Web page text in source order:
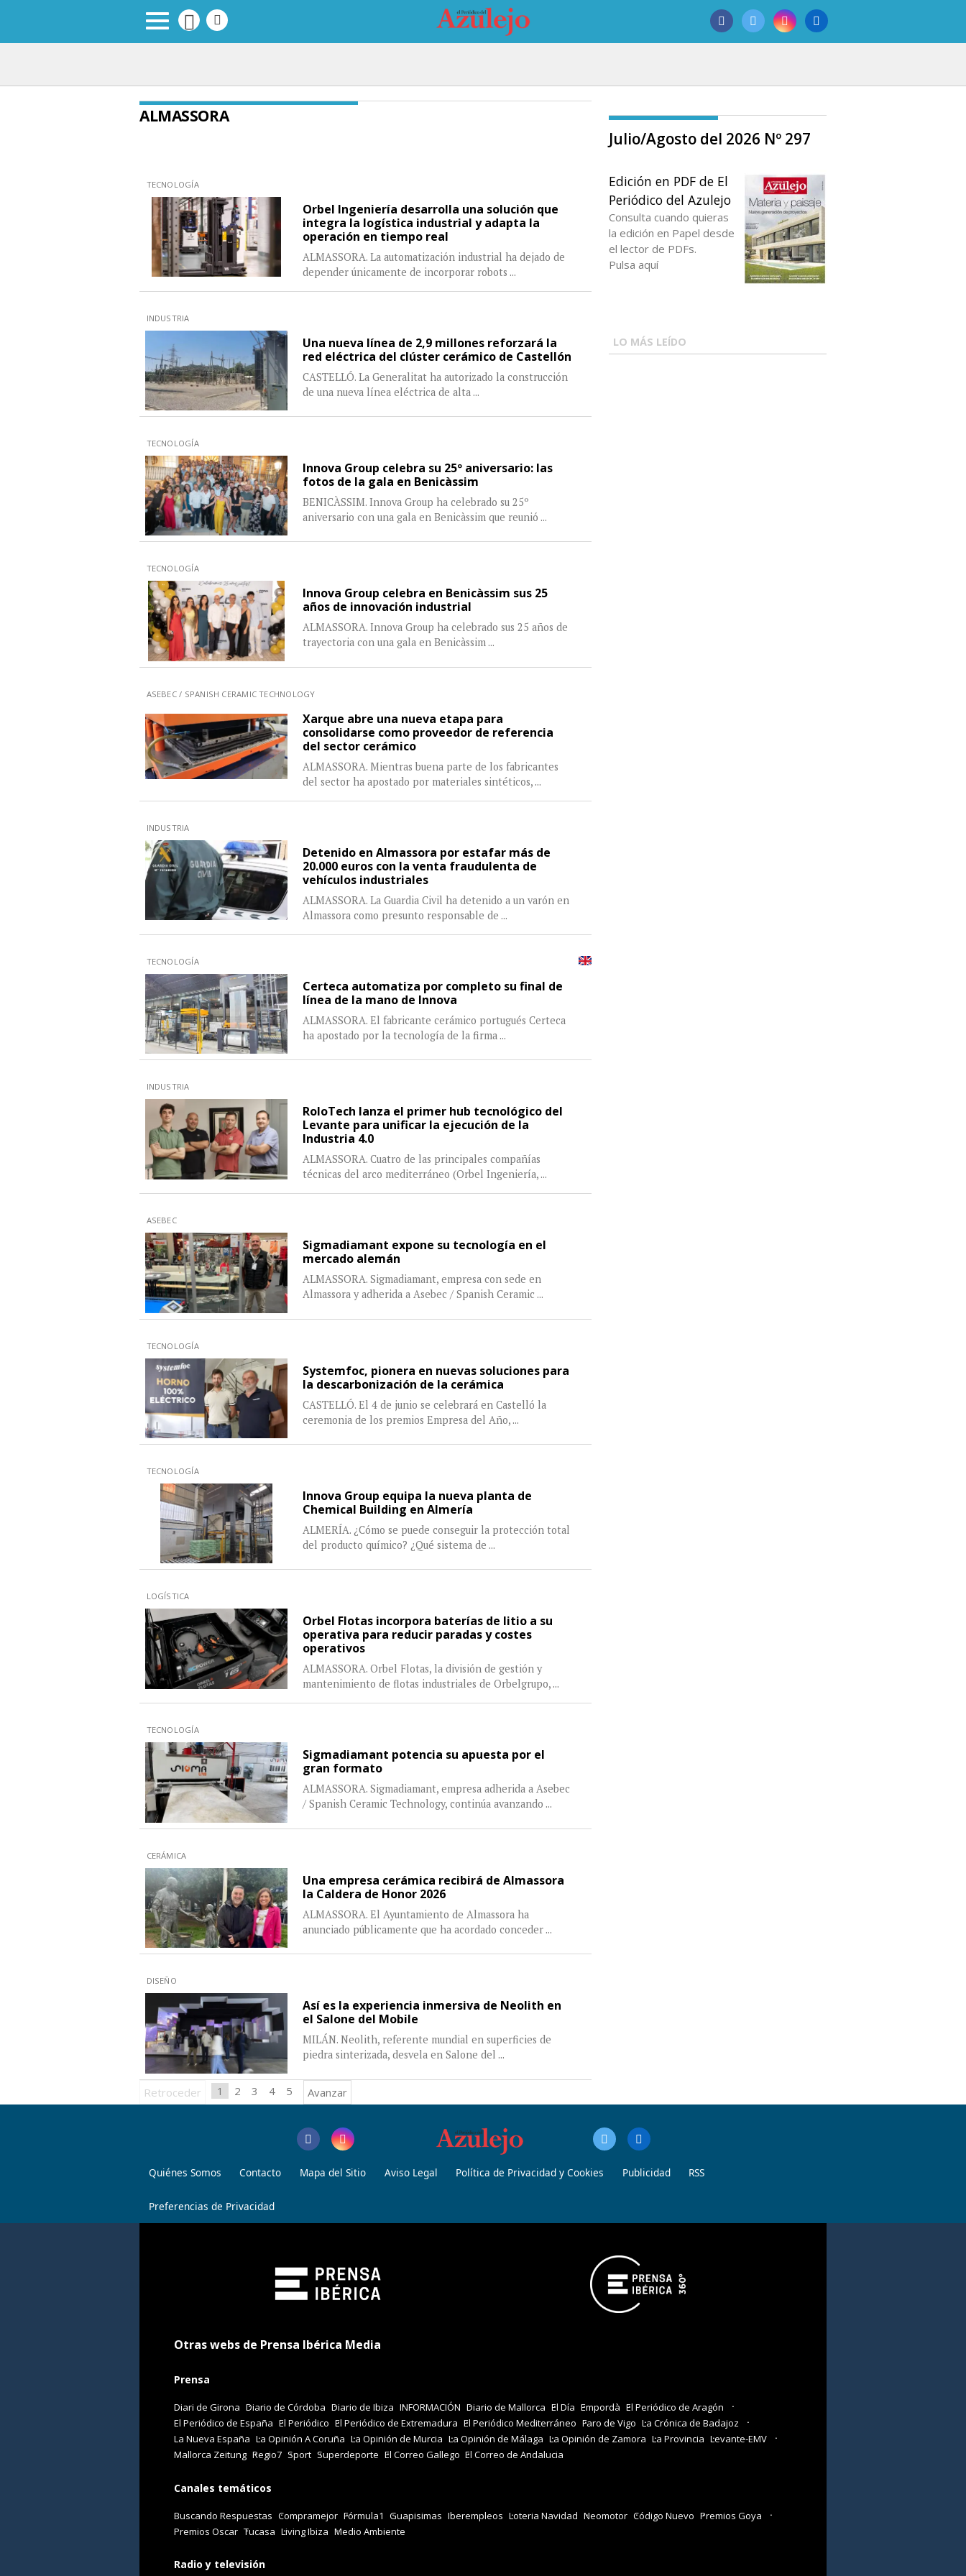
ALMASSORA
TECNOLOGÍA
Orbel Ingeniería desarrolla una solución que
integra la logística industrial y adapta la
operación en tiempo real
ALMASSORA. La automatización industrial ha dejado de
depender únicamente de incorporar robots ...
INDUSTRIA
Una nueva línea de 2,9 millones reforzará la
red eléctrica del clúster cerámico de Castellón
CASTELLÓ. La Generalitat ha autorizado la construcción
de una nueva línea eléctrica de alta ...
TECNOLOGÍA
Innova Group celebra su 25º aniversario: las
fotos de la gala en Benicàssim
BENICÀSSIM. Innova Group ha celebrado su 25º
aniversario con una gala en Benicàssim que reunió ...
TECNOLOGÍA
Innova Group celebra en Benicàssim sus 25
años de innovación industrial
ALMASSORA. Innova Group ha celebrado sus 25 años de
trayectoria con una gala en Benicàssim ...
ASEBEC / SPANISH CERAMIC TECHNOLOGY
Xarque abre una nueva etapa para
consolidarse como proveedor de referencia
del sector cerámico
ALMASSORA. Mientras buena parte de los fabricantes
del sector ha apostado por materiales sintéticos, ...
INDUSTRIA
Detenido en Almassora por estafar más de
20.000 euros con la venta fraudulenta de
vehículos industriales
ALMASSORA. La Guardia Civil ha detenido a un varón en
Almassora como presunto responsable de ...
TECNOLOGÍA
Certeca automatiza por completo su final de
línea de la mano de Innova
ALMASSORA. El fabricante cerámico portugués Certeca
ha apostado por la tecnología de la firma ...
INDUSTRIA
RoloTech lanza el primer hub tecnológico del
Levante para unificar la ejecución de la
Industria 4.0
ALMASSORA. Cuatro de las principales compañías
técnicas del arco mediterráneo (Orbel Ingeniería, ...
ASEBEC
Sigmadiamant expone su tecnología en el
mercado alemán
ALMASSORA. Sigmadiamant, empresa con sede en
Almassora y adherida a Asebec / Spanish Ceramic ...
TECNOLOGÍA
Systemfoc, pionera en nuevas soluciones para
la descarbonización de la cerámica
CASTELLÓ. El 4 de junio se celebrará en Castelló la
ceremonia de los premios Empresa del Año, ...
TECNOLOGÍA
Innova Group equipa la nueva planta de
Chemical Building en Almería
ALMERÍA. ¿Cómo se puede conseguir la protección total
del producto químico? ¿Qué sistema de ...
LOGÍSTICA
Orbel Flotas incorpora baterías de litio a su
operativa para reducir paradas y costes
operativos
ALMASSORA. Orbel Flotas, la división de gestión y
mantenimiento de flotas industriales de Orbelgrupo, ...
TECNOLOGÍA
Sigmadiamant potencia su apuesta por el
gran formato
ALMASSORA. Sigmadiamant, empresa adherida a Asebec
/ Spanish Ceramic Technology, continúa avanzando ...
CERÁMICA
Una empresa cerámica recibirá de Almassora
la Caldera de Honor 2026
ALMASSORA. El Ayuntamiento de Almassora ha
anunciado públicamente que ha acordado conceder ...
DISEÑO
Así es la experiencia inmersiva de Neolith en
el Salone del Mobile
MILÁN. Neolith, referente mundial en superficies de
piedra sinterizada, desvela en Salone del ...
Retroceder 1 2 3 4 5 Avanzar
Julio/Agosto del 2026 Nº 297
Edición en PDF de El
Periódico del Azulejo
Consulta cuando quieras
la edición en Papel desde
el lector de PDFs.
Pulsa aquí
LO MÁS LEÍDO
Quiénes Somos Contacto Mapa del Sitio Aviso Legal Política de Privacidad y Cookies Publicidad RSS
Preferencias de Privacidad
Otras webs de Prensa Ibérica Media
Prensa
Diari de Girona Diario de Córdoba Diario de Ibiza INFORMACIÓN Diario de Mallorca El Día Empordà El Periódico de Aragón
El Periódico de España El Periódico El Periódico de Extremadura El Periódico Mediterráneo Faro de Vigo La Crónica de Badajoz
La Nueva España La Opinión A Coruña La Opinión de Murcia La Opinión de Málaga La Opinión de Zamora La Provincia Levante-EMV
Mallorca Zeitung Regio7 Sport Superdeporte El Correo Gallego El Correo de Andalucia
Canales temáticos
Buscando Respuestas Compramejor Fórmula1 Guapisimas Iberempleos Loteria Navidad Neomotor Código Nuevo Premios Goya
Premios Oscar Tucasa Living Ibiza Medio Ambiente
Radio y televisión